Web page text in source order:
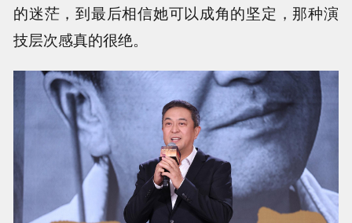
的迷茫，到最后相信她可以成角的坚定，那种演
技层次感真的很绝。